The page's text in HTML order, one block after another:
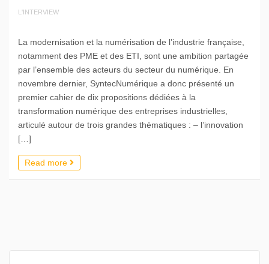
L'INTERVIEW
La modernisation et la numérisation de l’industrie française,
notamment des PME et des ETI, sont une ambition partagée
par l’ensemble des acteurs du secteur du numérique. En
novembre dernier, SyntecNumérique a donc présenté un
premier cahier de dix propositions dédiées à la
transformation numérique des entreprises industrielles,
articulé autour de trois grandes thématiques : – l’innovation
[…]
Read more